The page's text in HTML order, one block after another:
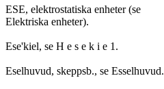
ESE, elektrostatiska enheter (se
Elektriska enheter).
Ese'kiel, se H e s e k i e 1.
Eselhuvud, skeppsb., se Esselhuvud.